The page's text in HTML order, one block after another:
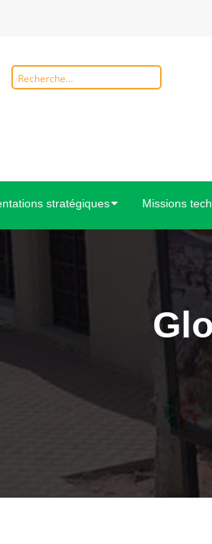
stratégiques Missions